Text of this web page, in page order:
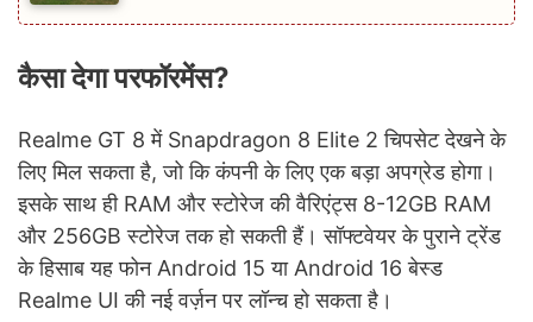
कैसा देगा परफॉरमेंस?
Realme GT 8 में Snapdragon 8 Elite 2 चिपसेट देखने के
लिए मिल सकता है, जो कि कंपनी के लिए एक बड़ा अपग्रेड होगा।
इसके साथ ही RAM और स्टोरेज की वैरिएंट्स 8-12GB RAM
और 256GB स्टोरेज तक हो सकती हैं। सॉफ्टवेयर के पुराने ट्रेंड
के हिसाब यह फोन Android 15 या Android 16 बेस्ड
Realme UI की नई वर्ज़न पर लॉन्च हो सकता है।